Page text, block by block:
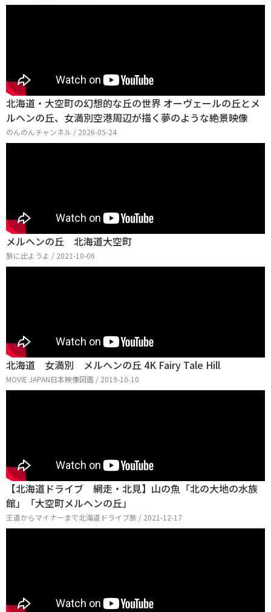
北海道・大空町の幻想的な丘の世界 オーヴェールの丘とメ
ルヘンの丘、女満別空港周辺が描く夢のような絶景映像
のんのんチャンネル / 2026-05-24
メルヘンの丘 北海道大空町
旅に出ようよ / 2021-10-06
北海道 女満別 メルヘンの丘 4K Fairy Tale Hill
MOVIE JAPAN日本映像図鑑 / 2019-10-10
【北海道ドライブ 網走・北見】山の魚「北の大地の水族
館」「大空町メルヘンの丘」
王道からマイナーまで北海道ドライブ旅 / 2021-12-17